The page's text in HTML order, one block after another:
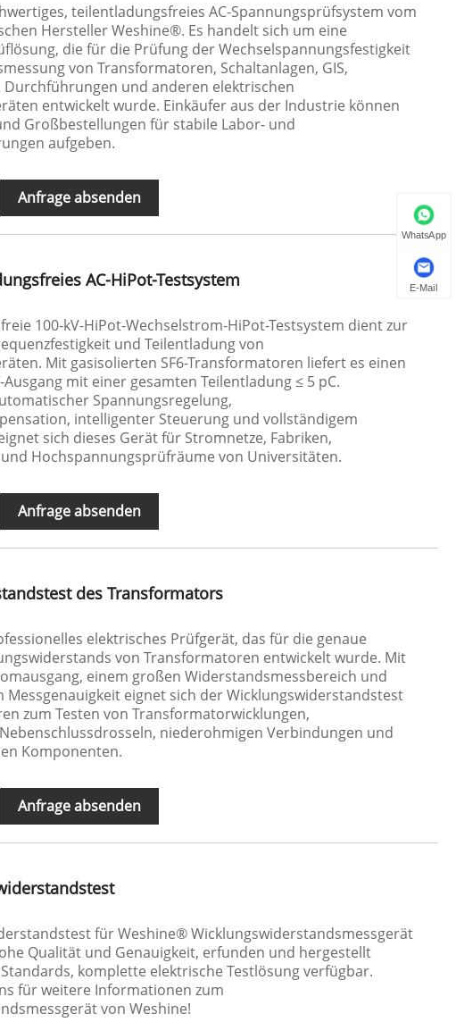
teilentladungsfreies AC-Spannungsprüfsystem vom
Hersteller Weshine®. Es handelt sich um eine
die für die Prüfung der Wechselspannungsfestigkeit
von Transformatoren, Schaltanlagen, GIS,
Durchführungen und anderen elektrischen
entwickelt wurde. Einkäufer aus der Industrie können
Großbestellungen für stabile Labor- und
aufgeben.
Anfrage absenden
AC-HiPot-Testsystem
100-kV-HiPot-Wechselstrom-HiPot-Testsystem dient zur
und Teilentladung von
Mit gasisolierten SF6-Transformatoren liefert es einen
mit einer gesamten Teilentladung ≤ 5 pC.
Spannungsregelung,
intelligenter Steuerung und vollständigem
sich dieses Gerät für Stromnetze, Fabriken,
Hochspannungsprüfräume von Universitäten.
Anfrage absenden
des Transformators
elektrisches Prüfgerät, das für die genaue
von Transformatoren entwickelt wurde. Mit
einem großen Widerstandsmessbereich und
Messgenauigkeit eignet sich der Wicklungswiderstandstest
zum Testen von Transformatorwicklungen,
niederohmigen Verbindungen und
Komponenten.
Anfrage absenden
für Weshine® Wicklungswiderstandsmessgerät
Qualität und Genauigkeit, erfunden und hergestellt
komplette elektrische Testlösung verfügbar.
für weitere Informationen zum
von Weshine!
WhatsApp
E-Mail